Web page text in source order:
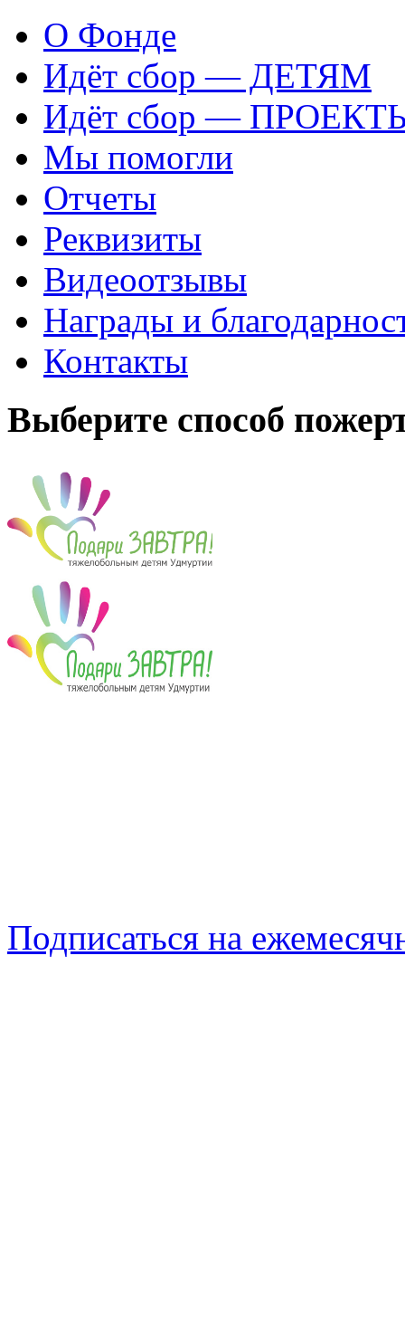
О Фонде
Идёт сбор — ДЕТЯМ
Идёт сбор —
Мы помогли
Отчеты
Реквизиты
Видеоотзывы
Награды и
Контакты
Выберите способ
Подписаться на